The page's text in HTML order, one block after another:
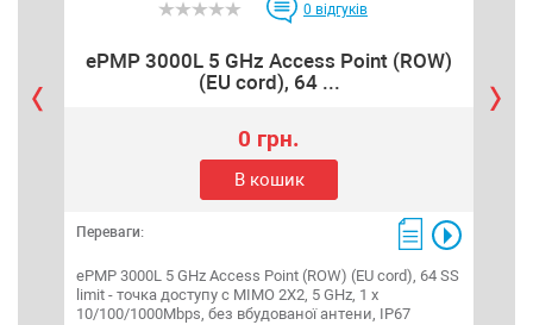
0 відгуків
ePMP 3000L 5 GHz Access Point (ROW)
(EU cord), 64 ...
0 грн.
В кошик
Переваги:
ePMP 3000L 5 GHz Access Point (ROW) (EU cord), 64 SS
limit - точка доступу c MIMO 2X2, 5 GHz, 1 x
10/100/1000Mbps, без вбудованої антени, IP67